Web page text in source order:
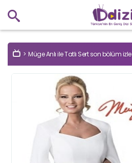
Müge Anlı ile Tatlı Sert son bölüm izle